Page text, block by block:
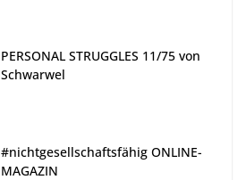
PERSONAL STRUGGLES 11/75 von
Schwarwel
#nichtgesellschaftsfähig ONLINE-
MAGAZIN